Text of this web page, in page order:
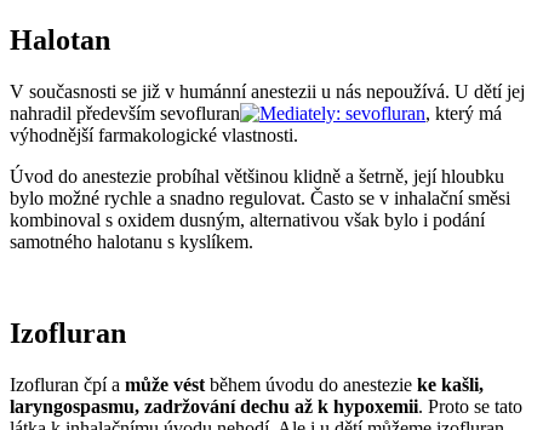
Halotan
V současnosti se již v humánní anestezii u nás nepoužívá. U dětí jej
nahradil především sevofluran
, který má
výhodnější farmakologické vlastnosti.
Úvod do anestezie probíhal většinou klidně a šetrně, její hloubku
bylo možné rychle a snadno regulovat. Často se v inhalační směsi
kombinoval s oxidem dusným, alternativou však bylo i podání
samotného halotanu s kyslíkem.
Izofluran
Izofluran čpí a může vést během úvodu do anestezie ke kašli,
laryngospasmu, zadržování dechu až k hypoxemii. Proto se tato